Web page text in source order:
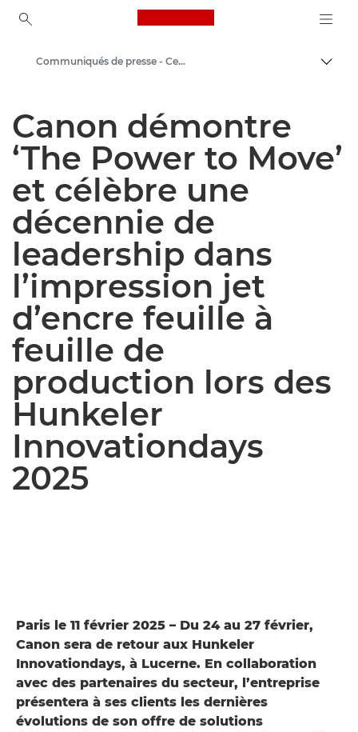
Canon Logo, back to
Presse
Communiqués de presse - Centre de presse Canon
Canon démontre
‘The Power to Move’
et célèbre une
décennie de
leadership dans
l’impression jet
d’encre feuille à
feuille de
production lors des
Hunkeler
Innovationdays
2025
Paris le 11 février 2025 – Du 24 au 27 février,
Canon sera de retour aux Hunkeler
Innovationdays, à Lucerne. En collaboration
avec des partenaires du secteur, l’entreprise
présentera à ses clients les dernières
évolutions de son offre de solutions